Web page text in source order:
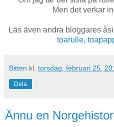
Men det verkar
Läs även andra bloggares
toarulle,
Bitten kl. torsdag, februari 25,
Dela
Ännu en